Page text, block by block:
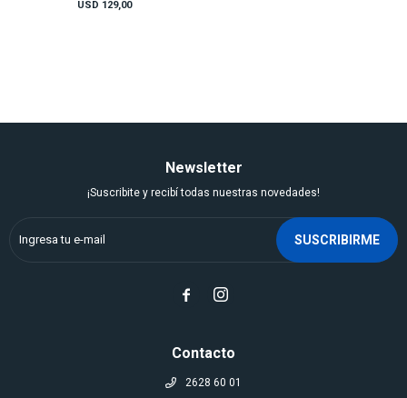
USD 129,00
Contacto
2628 60 01
Newsletter
¡Suscribite y recibí todas nuestras novedades!
SUSCRIBIRME
 